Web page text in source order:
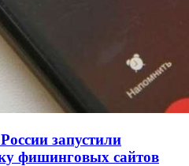
запустили
фишинговых сайтов